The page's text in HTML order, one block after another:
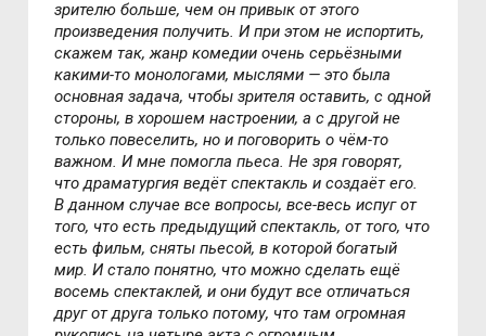
зрителю больше, чем он привык от этого
произведения получить. И при этом не испортить,
скажем так, жанр комедии очень серьёзными
какими-то монологами, мыслями — это была
основная задача, чтобы зрителя оставить, с одной
стороны, в хорошем настроении, а с другой не
только повеселить, но и поговорить о чём-то
важном. И мне помогла пьеса. Не зря говорят,
что драматургия ведёт спектакль и создаёт его.
В данном случае все вопросы, все-весь испуг от
того, что есть предыдущий спектакль, от того, что
есть фильм, сняты пьесой, в которой богатый
мир. И стало понятно, что можно сделать ещё
восемь спектаклей, и они будут все отличаться
друг от друга только потому, что там огромная